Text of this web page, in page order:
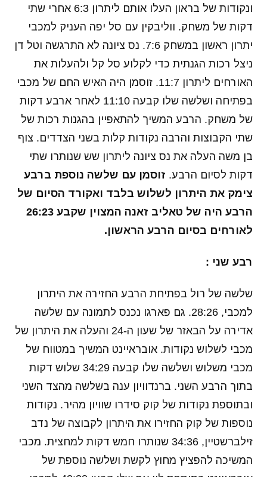
ונקודות של בראון העלו אותם ליתרון 6:3 אחרי שתי
דקות של משחק. ווליבקין עם סל יפה העניק למכבי
יתרון ראשון במשחק 7:6. נס ציונה לא התרגשה וטל דן
ניצל רכות הגנתית כדי לקלוע סל קל ולהעלות את
האורחים ליתרון 11:7. זוסמן היה האיש החם של מכבי
בפתיחה ושלשה שלו קבעה 11:10 לאחר ארבע דקות
של משחק. הרבע המשיך להתאפיין בהגנות רכות של
שתי הקבוצות והרבה נקודות קלות בשני הצדדים. צוף
בן משה העלה את נס ציונה ליתרון שש שנותרו שתי
דקות לסיום הרבע. זוסמן עם שלשה נוספת ברבע
צימק את היתרון לשלוש בלבד ואקורד הסיום של
הרבע היה של טאליב זאנה המצוין שקבע 26:23
לאורחים בסיום הרבע הראשון.
רבע שני :
שלשה של רול בפתיחת הרבע החזירה את היתרון
למכבי, 28:26. גם פארגו נכנס לתמונה עם שלשה
אדירה על הבאזר של שעון ה-24 והעלה את היתרון של
מכבי לשלוש נקודות. אובראיינט המשיך במטווח של
מכבי משלוש ושלשה שלו קבעה 34:29 שלוש דקות
בתוך הרבע השני. ברנדוויון ענה בשלשה מהצד השני
ובתוספת נקודות של קוק סידרו שוויון מהיר. נקודות
נוספות של קוק החזירו את היתרון לקבוצה של נדב
זילברשטיין, 34:36 שנותרו חמש דקות למחצית. מכבי
המשיכה להפציץ מחוץ לקשת ושלשה נוספת של